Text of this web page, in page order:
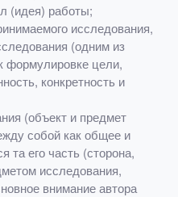
(идея) работы;
исследования,
(одним из
формулировке цели,
конкретность и
(объект и предмет
собой как общее и
та его часть (сторона,
исследования,
внимание автора